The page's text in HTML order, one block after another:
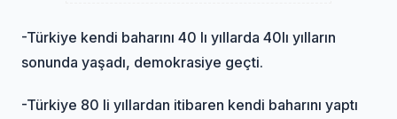
-Türkiye kendi baharını 40 lı yıllarda 40lı yılların
sonunda yaşadı, demokrasiye geçti.
-Türkiye 80 li yıllardan itibaren kendi baharını yaptı